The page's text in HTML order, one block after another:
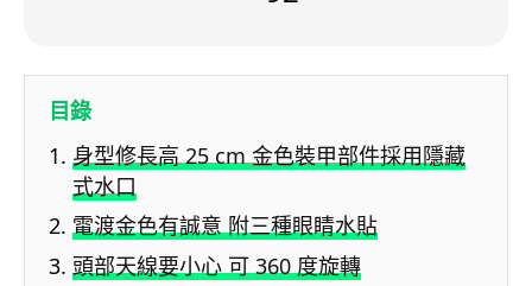
目錄
身型修長高 25 cm 金色裝甲部件採用隱藏
式水口
電渡金色有誠意 附三種眼睛水貼
頭部天線要小心 可 360 度旋轉